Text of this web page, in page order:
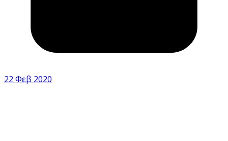
22 Φεβ 2020